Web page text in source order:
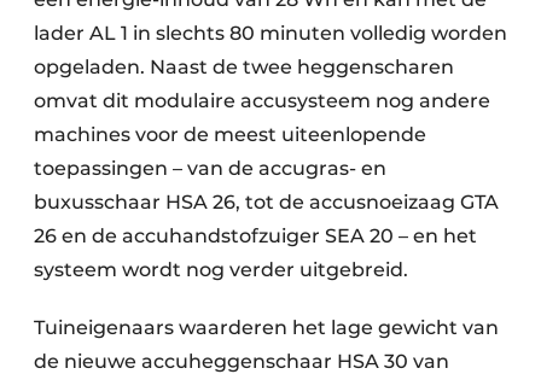
lader AL 1 in slechts 80 minuten volledig worden
opgeladen. Naast de twee heggenscharen
omvat dit modulaire accusysteem nog andere
machines voor de meest uiteenlopende
toepassingen – van de accugras- en
buxusschaar HSA 26, tot de accusnoeizaag GTA
26 en de accuhandstofzuiger SEA 20 – en het
systeem wordt nog verder uitgebreid.
Tuineigenaars waarderen het lage gewicht van
de nieuwe accuheggenschaar HSA 30 van